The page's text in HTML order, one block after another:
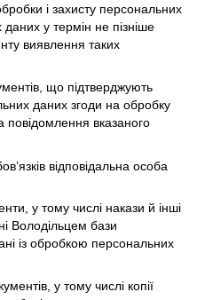
і захисту персональних
у термін не пізніше
виявлення таких
що підтверджують
даних згоди на обробку
повідомлення вказаного
відповідальна особа
у тому числі накази й інші
Володільцем бази
із обробкою персональних
у тому числі копії